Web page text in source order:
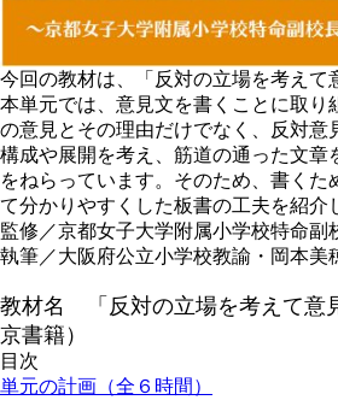
今回の教材は、「反対の立場を考えて
本単元では、意見文を書くことに取り
の意見とその理由だけでなく、反対意
構成や展開を考え、筋道の通った文章
をねらっています。そのため、書くた
て分かりやすくした板書の工夫を紹介
監修／京都女子大学附属小学校特命副
執筆／大阪府公立小学校教諭・岡本美
教材名
「反対の立場を考えて
京書籍）
目次
単元の計画（全６時間）